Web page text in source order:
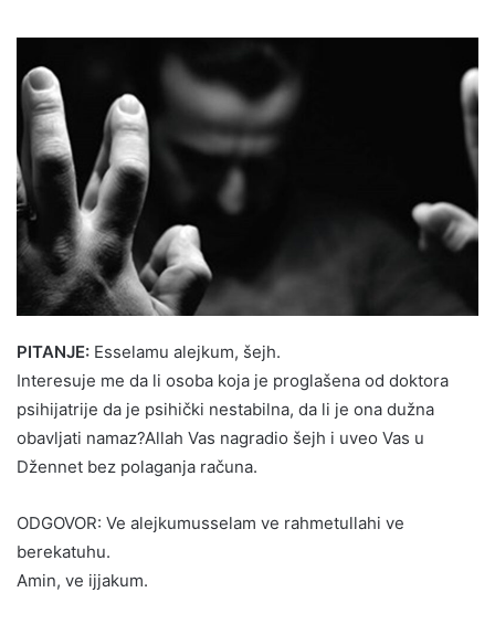
PITANJE: Esselamu alejkum, šejh.
Interesuje me da li osoba koja je proglašena od doktora
psihijatrije da je psihički nestabilna, da li je ona dužna
obavljati namaz?Allah Vas nagradio šejh i uveo Vas u
Džennet bez polaganja računa.
ODGOVOR: Ve alejkumusselam ve rahmetullahi ve
berekatuhu.
Amin, ve ijjakum.